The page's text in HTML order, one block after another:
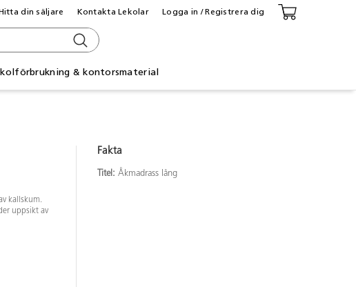
& kontorsmaterial
din säljare Kontakta Lekolar Logga in / Registrera dig
kallskum.
uppsikt av
Fakta
Titel: Åkmadrass lång